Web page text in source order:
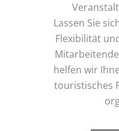
Lassen Sie
Flexibilität
helfen wir
touristisches